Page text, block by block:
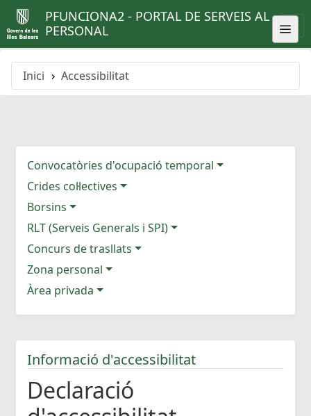
PFUNCIONA2 - PORTAL DE SERVEIS AL
PERSONAL
Inici Accessibilitat
Convocatòries d'ocupació temporal
Crides col·lectives
Borsins
RLT (Serveis Generals i SPI)
Concurs de trasllats
Zona personal
Àrea privada
Informació d'accessibilitat
Declaració